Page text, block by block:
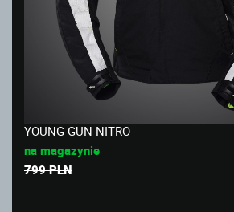
YOUNG GUN NITRO
na magazynie
799 PLN